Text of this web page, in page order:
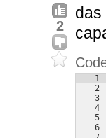
2
das
1
2
3
4
5
6